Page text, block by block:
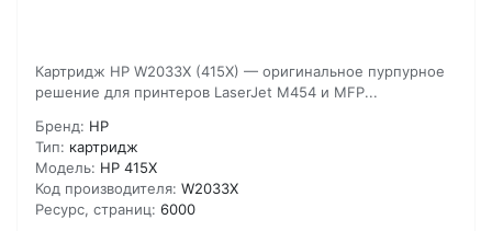
Картридж HP W2033X (415X) — оригинальное пурпурное
решение для принтеров LaserJet M454 и MFP...
Бренд: HP
Тип: картридж
Модель: HP 415X
Код производителя: W2033X
Ресурс, страниц: 6000